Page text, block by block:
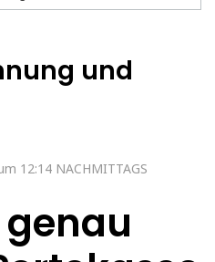
und
12:14 NACHMITTAGS